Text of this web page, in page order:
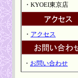
・ KYOEI東京店
・ アクセス
・ お問い合わせ